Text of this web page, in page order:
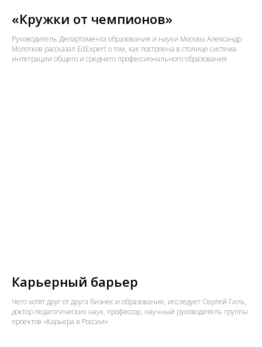
«Кружки от чемпионов»
Руководитель Департамента образования и науки Москвы Александр
Молотков рассказал EdExpert о том, как построена в столице система
интеграции общего и среднего профессионального образования
Карьерный барьер
Чего хотят друг от друга бизнес и образование, исследует Сергей Гиль,
доктор педагогических наук, профессор, научный руководитель группы
проектов «Карьера в России»